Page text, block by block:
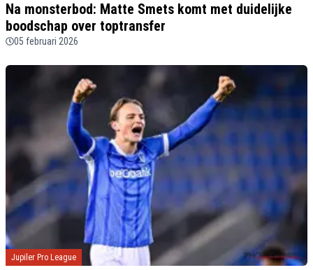
Na monsterbod: Matte Smets komt met duidelijke
boodschap over toptransfer
05 februari 2026
Jupiler Pro League